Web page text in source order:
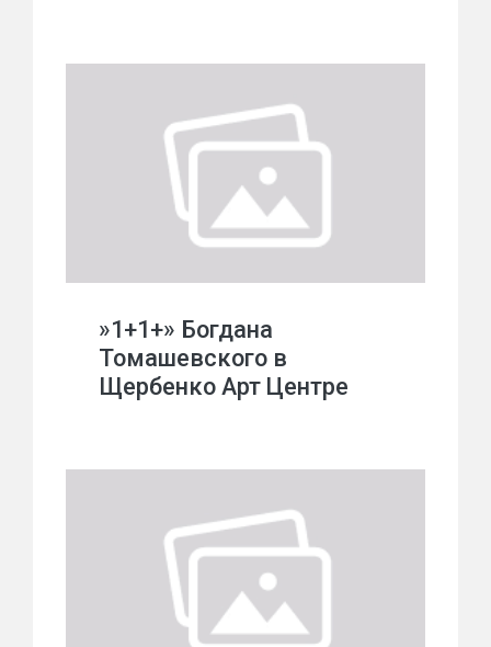
»1+1+» Богдана
Томашевского в
Щербенко Арт Центре